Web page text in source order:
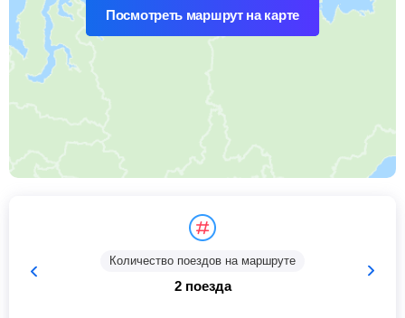
Посмотреть маршрут на карте
Количество поездов на маршруте
2 поезда